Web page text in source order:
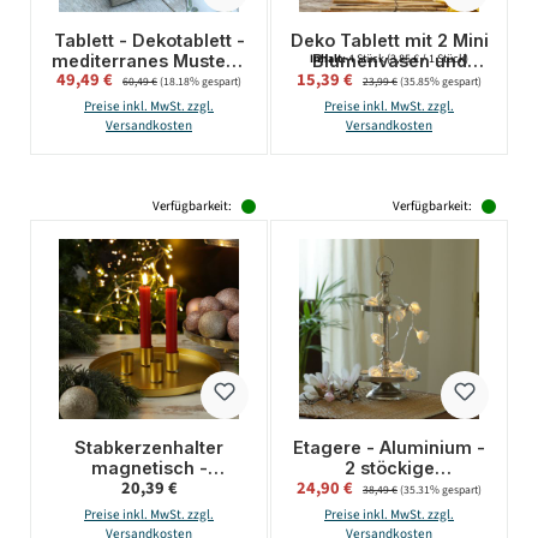
Tablett - Dekotablett -
mediterranes Muster -
Keramik - L: 38cm - B:
29cm - natur, grün,
blau, weiß
Verkaufspreis:
49,49 € Regulärer Preis:
60,49 €(18.18% gespart)
Preise inkl. MwSt. zzgl.
Versandkosten
Deko Tablett mit 2 Mini
Blumenvasen und
Teelichthalter - mit
Goldrand - Glas -
gold/braun
Inhalt:4 Stück(3,85 € / 1 Stück)
Verkaufspreis:
15,39 € Regulärer Preis:
23,99 €(35.85% gespart)
Preise inkl. MwSt. zzgl.
Versandkosten
Verfügbarkeit:
Stabkerzenhalter
magnetisch -
Kerzenständer für 4
Stabkerzen -
Kerzentablett - D:
Regulärer Preis:
20,39 €
Preise inkl. MwSt. zzgl.
Versandkosten
Verfügbarkeit:
Etagere - Aluminium -
2 stöckige
Servierplatte -
Dekoetagere - H:
34cm - silber
Verkaufspreis:
24,90 € Regulärer Preis:
38,49 €(35.31% gespart)
Preise inkl. MwSt. zzgl.
Versandkosten